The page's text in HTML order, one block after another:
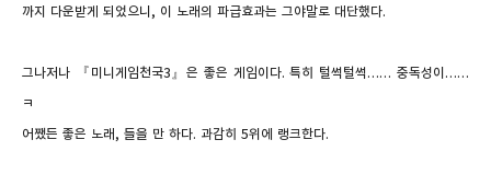
까지 다운받게 되었으니, 이 노래의 파급효과는 그야말로 대단했다.
그나저나 『미니게임천국3 』은 좋은 게임이다.특히 털썩털썩……중독성이……
ㅋ
어쨌든 좋은 노래, 들을 만 하다. 과감히 5위에 랭크한다.